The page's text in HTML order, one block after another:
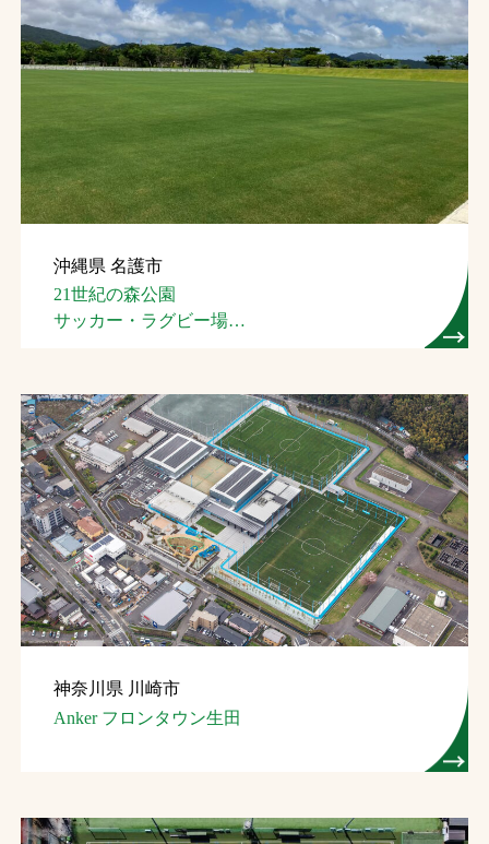
沖縄県 名護市
21世紀の森公園
サッカー・ラグビー場
神奈川県 川崎市
Anker フロンタウン生田